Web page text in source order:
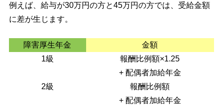
例えば、給与が30万円の方と45万円の方では、受給金額
に差が生じます。
障害厚生年金
金額
1級
報酬比例額×1.25
+ 配偶者加給年金
2級
報酬比例額
+ 配偶者加給年金